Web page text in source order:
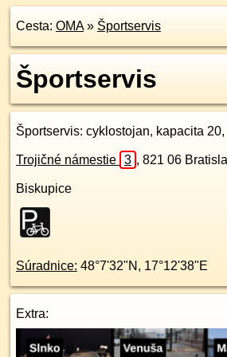
Cesta: OMA» Športservis
Športservis
Športservis: cyklostojan, kapacita 20,
Trojičné námestie 3 , 821 06
Biskupice
Súradnice: 48°7'32"N , 17°12'38"E
Extra: